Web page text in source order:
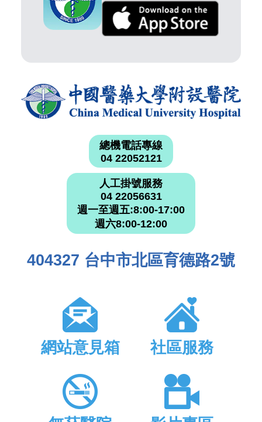
總機電話專線
04 22052121
人工掛號服務
04 22056631
週一至週五:8:00-17:00
週六8:00-12:00
404327 台中市北區育德路2號
網站意見箱 社區服務